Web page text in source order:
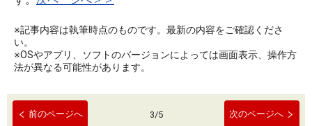
※記事内容は執筆時点のものです。最新の内容をご確認くださ
い。
※OSやアプリ、ソフトのバージョンによっては画面表示、操作方
法が異なる可能性があります。
前のページへ 3/5 次のページへ